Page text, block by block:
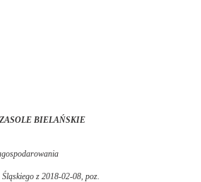
ZASOLE BIELAŃSKIE
z 2018-02-08, poz.